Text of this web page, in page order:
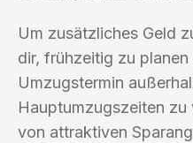
Um zusätzliches Geld
dir, frühzeitig zu planen
Umzugstermin
Hauptumzugszeiten zu
von attraktiven